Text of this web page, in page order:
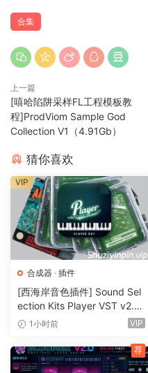
System Requirements
Windows 10 or 11 (64-bit,
🏠 HomePage
合集
上一篇
[嘻哈陷阱采样FL工程模板教
程]ProdViom Sample God
Collection V1（4.91Gb）
猜你喜欢
合成器 · 插件
[西海岸音色插件] Sound Sel
ection Kits Player VST v2.0.
0 bundle-V.R [WiN]（3.26G
1小时前 VIP
VIP
荐